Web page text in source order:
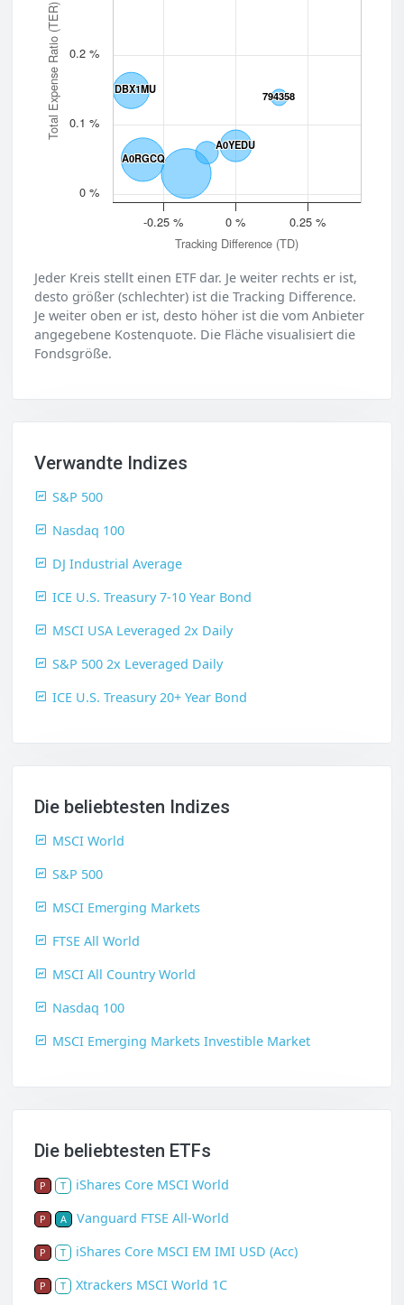
Tracking Difference (TD)
Total Expense Ratio (TER)
A0YEDU
A0YEDU
A0RGCQ
A0RGCQ
794358
794358
DBX1MU
DBX1MU
-0.25 % 0 % 0.25 %
0 %
0.1 %
0.2 %
Jeder Kreis stellt einen ETF dar. Je weiter rechts er ist,
desto größer (schlechter) ist die Tracking Difference.
Je weiter oben er ist, desto höher ist die vom Anbieter
angegebene Kostenquote. Die Fläche visualisiert die
Fondsgröße.
Verwandte Indizes
S&P 500
Nasdaq 100
DJ Industrial Average
ICE U.S. Treasury 7-10 Year Bond
MSCI USA Leveraged 2x Daily
S&P 500 2x Leveraged Daily
ICE U.S. Treasury 20+ Year Bond
Die beliebtesten Indizes
MSCI World
S&P 500
MSCI Emerging Markets
FTSE All World
MSCI All Country World
Nasdaq 100
MSCI Emerging Markets Investible Market
Die beliebtesten ETFs
P T iShares Core MSCI World
P A Vanguard FTSE All-World
P T iShares Core MSCI EM IMI USD (Acc)
P T Xtrackers MSCI World 1C